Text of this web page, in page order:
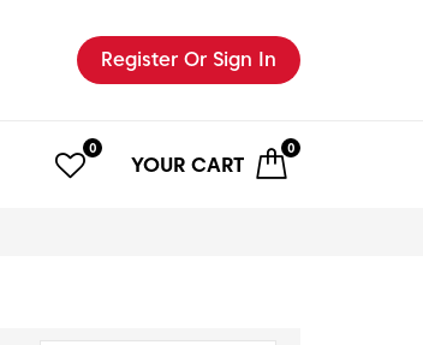
Register Or Sign In
0 0
YOUR CART